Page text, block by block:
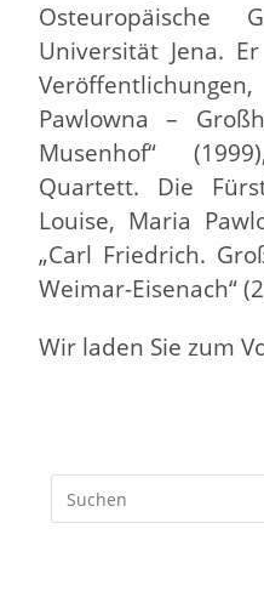
Osteuropäische
Universität Jena.
Pawlowna –
Musenhof“
Quartett. Die
Louise, Maria
„Carl Friedrich.
Weimar-Eisenach“
Wir laden Sie zum